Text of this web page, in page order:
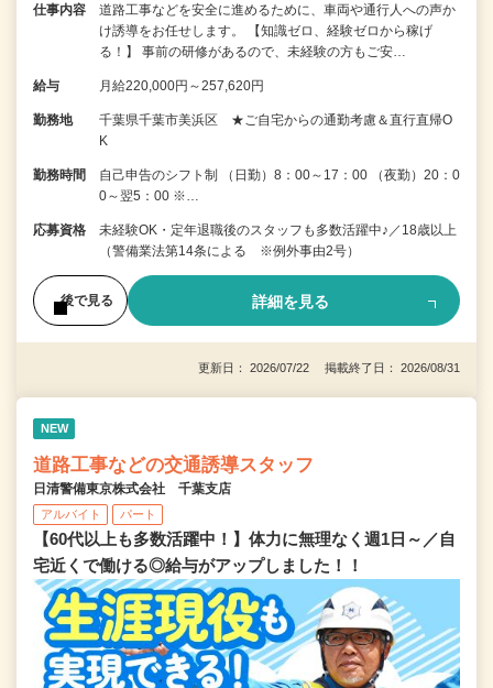
仕事内容
道路工事などを安全に進めるために、車両や通行人への声か
け誘導をお任せします。 【知識ゼロ、経験ゼロから稼げ
る！】 事前の研修があるので、未経験の方もご安…
給与 月給220,000円～257,620円
勤務地
千葉県千葉市美浜区 ★ご自宅からの通勤考慮＆直行直帰O
K
勤務時間
自己申告のシフト制 （日勤）8：00～17：00 （夜勤）20：0
0～翌5：00 ※…
応募資格
未経験OK・定年退職後のスタッフも多数活躍中♪／18歳以上
（警備業法第14条による ※例外事由2号）
後で見る 詳細を見る
更新日： 2026/07/22 掲載終了日： 2026/08/31
NEW
道路工事などの交通誘導スタッフ
日清警備東京株式会社 千葉支店
アルバイト パート
【60代以上も多数活躍中！】体力に無理なく週1日～／自
宅近くで働ける◎給与がアップしました！！